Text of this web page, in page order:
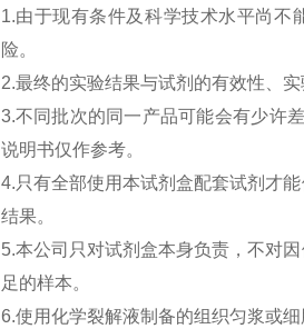
1.由于现有条件及科学技术水平尚不
险。
2.最终的实验结果与试剂的有效性、
3.不同批次的同一产品可能会有少许
说明书仅作参考。
4.只有全部使用本试剂盒配套试剂才
结果。
5.本公司只对试剂盒本身负责，不对
足的样本。
6.使用化学裂解液制备的组织匀浆或